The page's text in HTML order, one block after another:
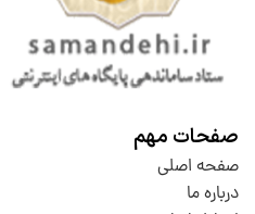
صفحات مهم
صفحه اصلی
درباره ما